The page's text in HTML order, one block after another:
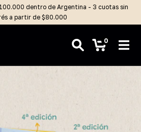
dentro de Argentina - 3 cuotas sin
a partir de $80.000
0